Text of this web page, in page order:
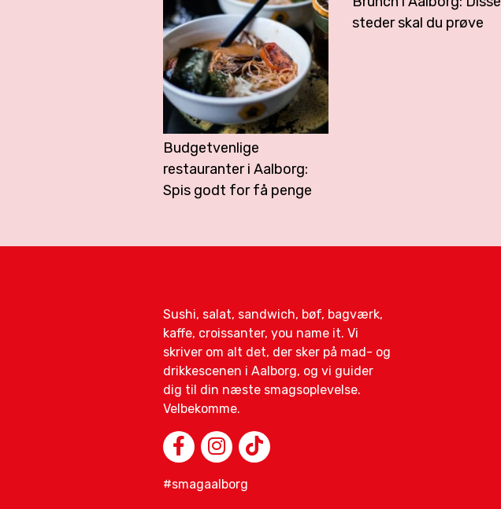
Budgetvenlige
restauranter i Aalborg:
Spis godt for få penge
steder skal du prøve
Sushi, salat, sandwich, bøf, bagværk,
kaffe, croissanter, you name it. Vi
skriver om alt det, der sker på mad- og
drikkescenen i Aalborg, og vi guider
dig til din næste smagsoplevelse.
Velbekomme.
#smagaalborg